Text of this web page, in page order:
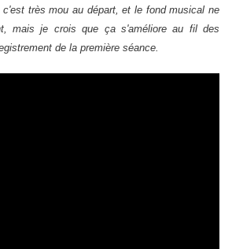
c'est très mou au départ, et le fond musical ne
mais je crois que ça s'améliore au fil des
de la première séance.